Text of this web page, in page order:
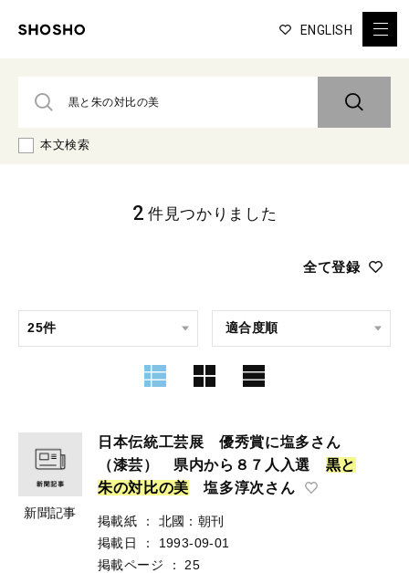
ENGLISH
本文検索
全て登録
2 件見つかりました
新聞記事
日本伝統工芸展 優秀賞に塩多さん
（漆芸） 県内から８７人入選 黒と
朱の対 比の美 塩多淳次さん
掲載紙 ：
北國：朝刊
掲載日
：
1993-09-01
掲載ページ
：
25